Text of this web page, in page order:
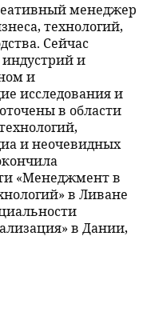
менеджер
технологий,
Сейчас
индустрий и
и
исследования и
в области
и неочевидных
«Менеджмент в
в Ливане
в Дании,